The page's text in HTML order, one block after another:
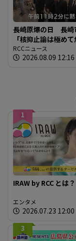
長崎原爆の日 長崎
「核抑止論は極めて
い」 広島でも原爆
を慰霊
RCCニュース
2026.08.09 12:16
1
IRAW by RCC とは？
エンタメ
2026.07.23 12:00
3